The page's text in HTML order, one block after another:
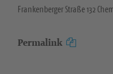
Frankenberger Straße 132
Permalink